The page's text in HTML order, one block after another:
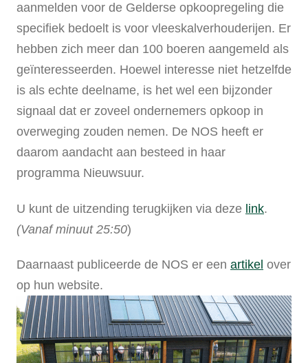
aanmelden voor de Gelderse opkoopregeling die
specifiek bedoelt is voor vleeskalverhouderijen. Er
hebben zich meer dan 100 boeren aangemeld als
geïnteresseerden. Hoewel interesse niet hetzelfde
is als echte deelname, is het wel een bijzonder
signaal dat er zoveel ondernemers opkoop in
overweging zouden nemen. De NOS heeft er
daarom aandacht aan besteed in haar
programma Nieuwsuur.
U kunt de uitzending terugkijken via deze link.
(Vanaf minuut 25:50)
Daarnaast publiceerde de NOS er een artikel over
op hun website.